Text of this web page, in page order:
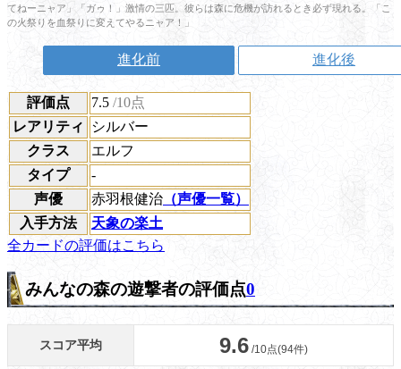
てねーニャア」「ガゥ！」激情の三匹。彼らは森に危機が訪れるとき必ず現れる。「こ
の火祭りを血祭りに変えてやるニャア！」
進化前 進化後
評価点 7.5 /10点
レアリティ
シルバー
クラス
エルフ
タイプ
-
声優
赤羽根健治 （声優一覧）
入手方法
天象の楽土
全カードの評価はこちら
みんなの森の遊撃者の評価点0